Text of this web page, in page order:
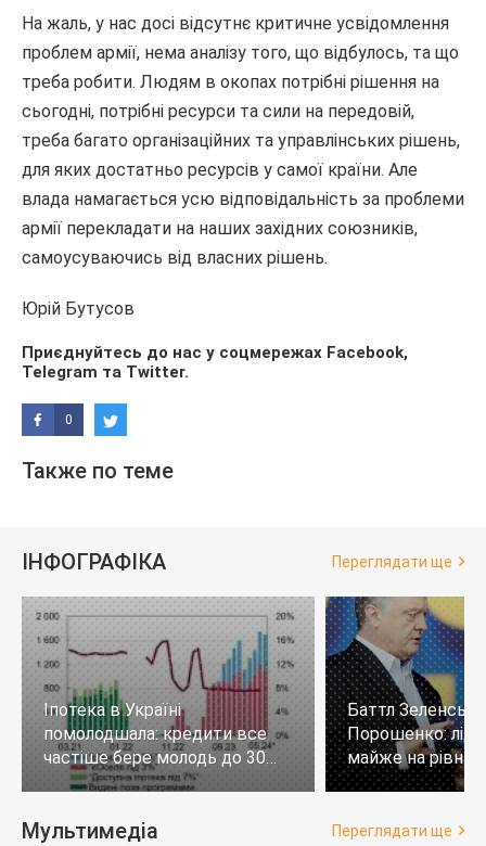
На жаль, у нас досі відсутнє критичне усвідомлення
проблем армії, нема аналізу того, що відбулось, та що
треба робити. Людям в окопах потрібні рішення на
сьогодні, потрібні ресурси та сили на передовій,
треба багато організаційних та управлінських рішень,
для яких достатньо ресурсів у самої країни. Але
влада намагається усю відповідальність за проблеми
армії перекладати на наших західних союзників,
самоусуваючись від власних рішень.
Юрій Бутусов
Приєднуйтесь до нас у соцмережах Facebook,
Telegram та Twitter.
0
Также по теме
ІНФОГРАФІКА Переглядати ще
Іпотека в Україні
помолодшала: кредити все
частіше бере молодь до 30
років
Баттл
Порошенко:
майже на
тих, хто не
Мультимедіа Переглядати ще